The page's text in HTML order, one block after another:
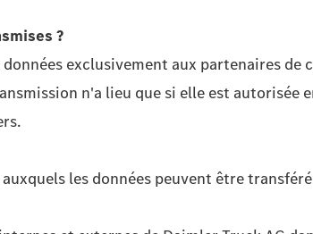
?
exclusivement aux partenaires
n'a lieu que si elle est
les données peuvent être